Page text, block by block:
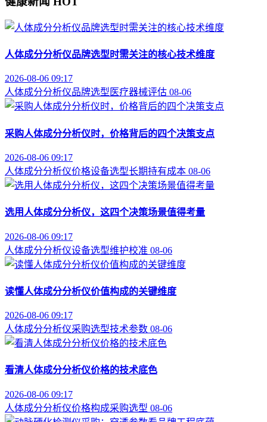
人体成分分析仪品牌选型时需关注的核心技术维度
2026-08-06 09:17
人体成分分析仪品牌选型 医疗器械评估 08-06
采购人体成分分析仪时，价格背后的四个决策支点
2026-08-06 09:17
人体成分分析仪价格设备选型长期持有成本 08-06
选用人体成分分析仪，这四个决策场景值得考量
2026-08-06 09:17
人体成分分析仪设备选型维护校准 08-06
读懂人体成分分析仪价值构成的关键维度
2026-08-06 09:17
人体成分分析仪采购选型技术参数 08-06
看清人体成分分析仪价格的技术底色
2026-08-06 09:17
人体成分分析仪价格构成采购选型 08-06